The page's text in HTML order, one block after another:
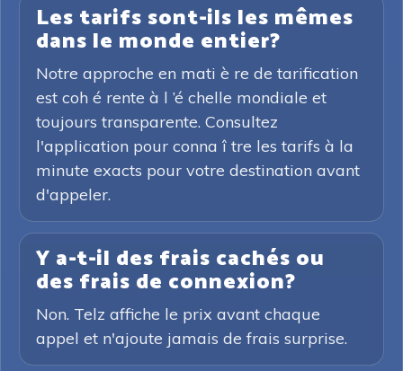
Les tarifs sont-ils les mêmes
dans le monde entier?
Notre approche en mati è re de tarification
est coh é rente à l ’é chelle mondiale et
toujours transparente. Consultez
l'application pour conna î tre les tarifs à la
minute exacts pour votre destination avant
d'appeler.
Y a-t-il des frais cachés ou
des frais de connexion?
Non. Telz affiche le prix avant chaque
appel et n'ajoute jamais de frais surprise.